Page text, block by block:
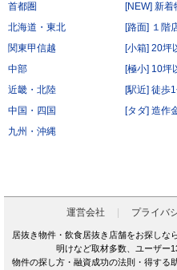
首都圏
北海道・東北
関東甲信越
中部
近畿・北陸
中国・四国
九州・沖縄
[NEW] 新着
[路面] １階
[小箱] 20坪
[極小] 10坪
[駅近] 徒歩
[タダ] 造作
運営会社 プライバ
居抜き物件・飲食居抜き店舗をお探しな
明けなど取材多数、ユーザー
物件の探し方・融資成功の法則・得する